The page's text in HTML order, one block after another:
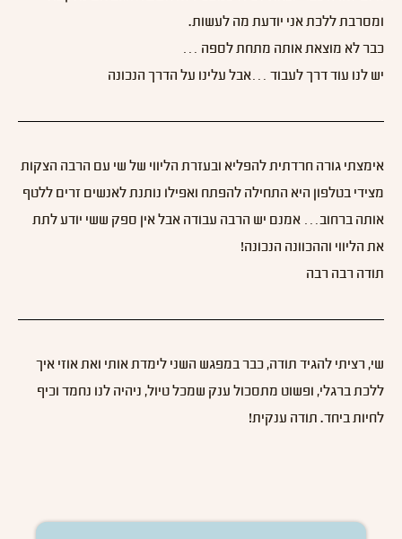
ומסרבת ללכת אני יודעת מה לעשות.
כבר לא מוצאת אותה מתחת לספה …
יש לנו עוד דרך לעבוד …אבל עלינו על הדרך הנכונה
אימצתי גורה חרדתית להפליא ובעזרת הליווי של שי עם הרבה הצקות
מצידי בטלפון היא התחילה להפתח ואפילו נותנת לאנשים זרים ללטף
אותה ברחוב… אמנם יש הרבה עבודה אבל אין ספק ששי יודע לתת
את הליווי וההכוונה הנכונה!
תודה רבה רבה
שי, רציתי להגיד תודה, כבר במפגש השני לימדת אותי ואת אוזי איך
ללכת ברגלי, ופשוט מתסכול ענק שמכל טיול, ניהיה לנו נחמד וכיף
לחיות ביחד. תודה ענקית!